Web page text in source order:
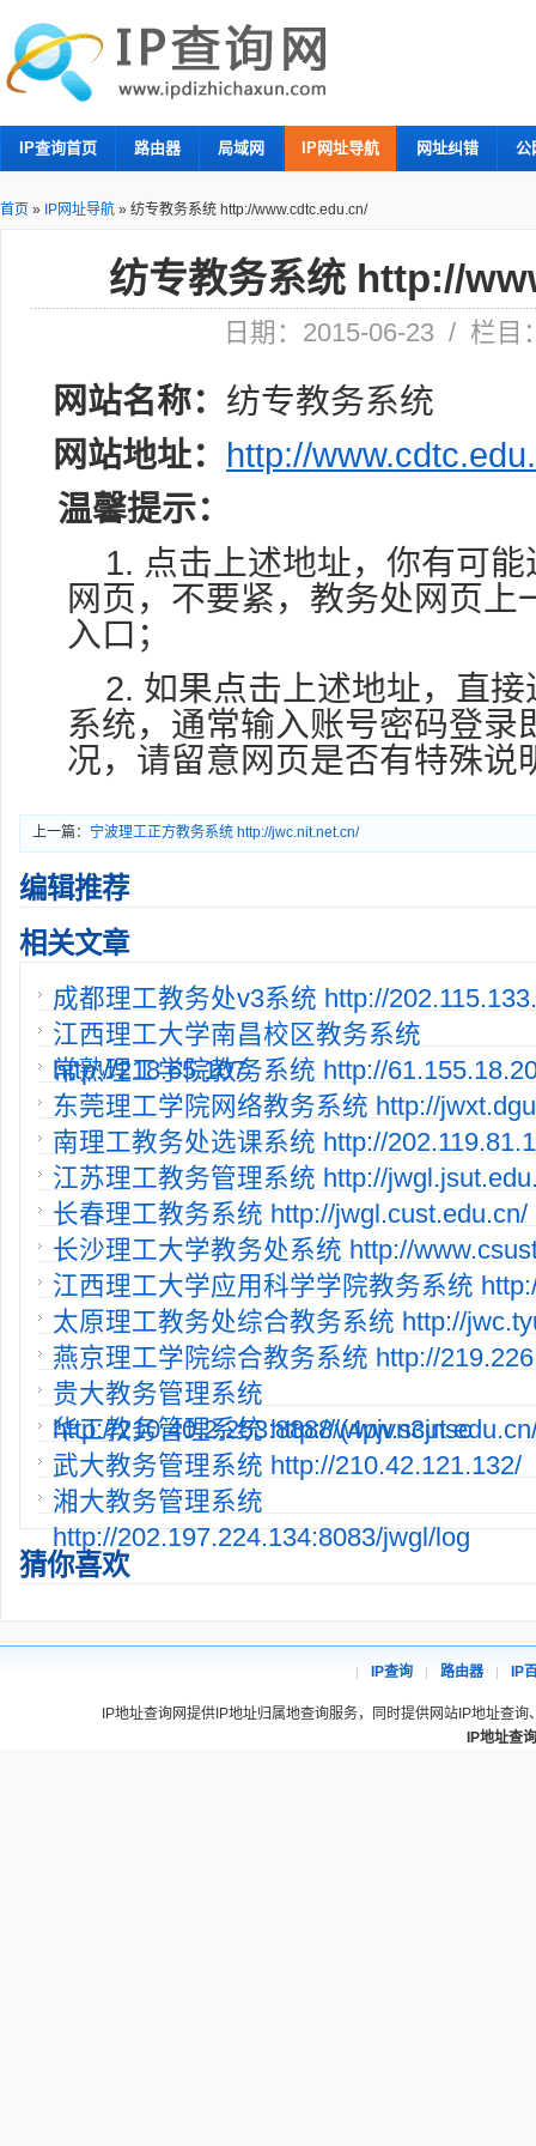
IP查询首页 路由器 局域网 IP网址导航 网址纠错 公
首页 » IP网址导航 » 纺专教务系统 http://www.cdtc.edu.cn/
纺专教务系统 http://
日期：2015-06-23 / 栏目
网站名称： 纺专教务系统
网站地址： http://
温馨提示：
1. 点击上述地址，你有可
网页，不要紧，教务处网页上
入口；
2. 如果点击上述地址，直
系统，通常输入账号密码登录
况，请留意网页是否有特殊说
上一篇： 宁波理工正方教务系统 http://jwc.nit.net.cn/
编辑推荐
相关文章
成都理工教务处v3系统 http://
江西理工大学南昌校区教务系统
http://218.65.107.
常熟理工学院教务系统 http://
东莞理工学院网络教务系统 http://
南理工教务处选课系统 http://
江苏理工教务管理系统 http://
长春理工教务系统 http://jwgl.cust.edu.cn/
长沙理工大学教务处系统 http://
江西理工大学应用科学学院教务系统
太原理工教务处综合教务系统 http://
燕京理工学院综合教务系统 http://
贵大教务管理系统
http://210.40.2.253:8888/(4pjvn3jnsc
华工教务管理系统 http://
武大教务管理系统 http://210.42.121.132/
湘大教务管理系统
http://202.197.224.134:8083/jwgl/log
猜你喜欢
IP查询 路由器 IP
IP地址查询网提供IP地址归属地查询服务，同时提供网站IP地址查
IP地址查